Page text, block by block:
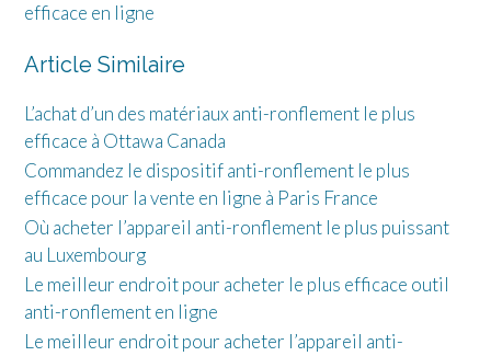
efficace en ligne
Article Similaire
L’achat d’un des matériaux anti-ronflement le plus
efficace à Ottawa Canada
Commandez le dispositif anti-ronflement le plus
efficace pour la vente en ligne à Paris France
Où acheter l’appareil anti-ronflement le plus puissant
au Luxembourg
Le meilleur endroit pour acheter le plus efficace outil
anti-ronflement en ligne
Le meilleur endroit pour acheter l’appareil anti-